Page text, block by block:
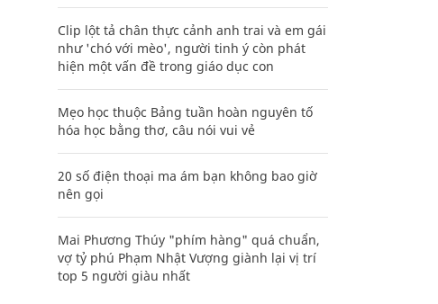
Clip lột tả chân thực cảnh anh trai và em gái
như 'chó với mèo', người tinh ý còn phát
hiện một vấn đề trong giáo dục con
Mẹo học thuộc Bảng tuần hoàn nguyên tố
hóa học bằng thơ, câu nói vui vẻ
20 số điện thoại ma ám bạn không bao giờ
nên gọi
Mai Phương Thúy "phím hàng" quá chuẩn,
vợ tỷ phú Phạm Nhật Vượng giành lại vị trí
top 5 người giàu nhất